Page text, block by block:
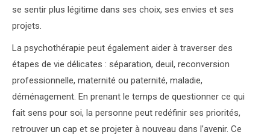
se sentir plus légitime dans ses choix, ses envies et ses
projets.
La psychothérapie peut également aider à traverser des
étapes de vie délicates : séparation, deuil, reconversion
professionnelle, maternité ou paternité, maladie,
déménagement. En prenant le temps de questionner ce qui
fait sens pour soi, la personne peut redéfinir ses priorités,
retrouver un cap et se projeter à nouveau dans l’avenir. Ce